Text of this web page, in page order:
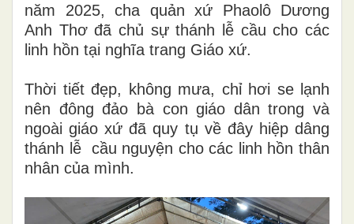
năm 2025, cha quản xứ Phaolô Dương
Anh Thơ đã chủ sự thánh lễ cầu cho các
linh hồn tại nghĩa trang Giáo xứ.
Thời tiết đẹp, không mưa, chỉ hơi se lạnh
nên đông đảo bà con giáo dân trong và
ngoài giáo xứ đã quy tụ về đây hiệp dâng
thánh lễ cầu nguyện cho các linh hồn thân
nhân của mình.